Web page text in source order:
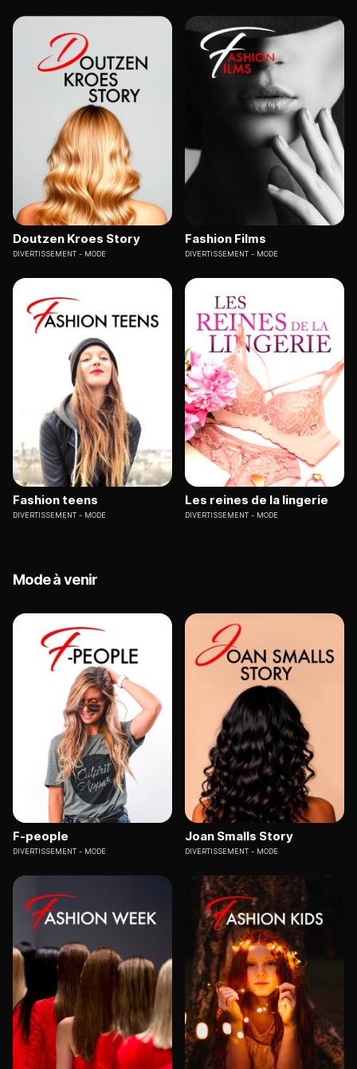
Doutzen Kroes Story
DIVERTISSEMENT MODE
Fashion Films
DIVERTISSEMENT MODE
Fashion teens
DIVERTISSEMENT MODE
Les reines de la lingerie
DIVERTISSEMENT MODE
Mode à venir
F-people
DIVERTISSEMENT MODE
Joan Smalls Story
DIVERTISSEMENT MODE